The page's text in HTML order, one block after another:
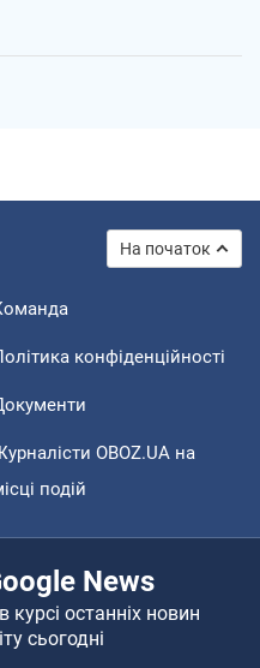
На початок
конфіденційності
OBOZ.UA на
подій
News
курсі останніх новин
сьогодні